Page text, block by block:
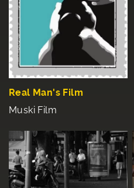
Real Man's Film
Muski Film